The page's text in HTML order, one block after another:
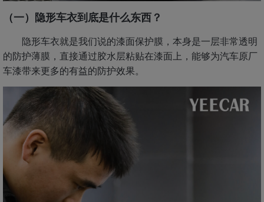
（一）隐形车衣到底是什么东西？
隐形车衣就是我们说的漆面保护膜，本身是一层非常透明
的防护薄膜，直接通过胶水层粘贴在漆面上，能够为汽车原厂
车漆带来更多的有益的防护效果。